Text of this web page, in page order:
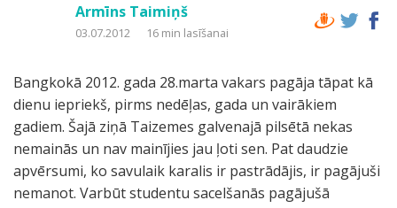
Armīns Taimiņš
03.07.2012 16 min lasīšanai
Bangkokā 2012. gada 28.marta vakars pagāja tāpat kā
dienu iepriekš, pirms nedēļas, gada un vairākiem
gadiem. Šajā ziņā Taizemes galvenajā pilsētā nekas
nemainās un nav mainījies jau ļoti sen. Pat daudzie
apvērsumi, ko savulaik karalis ir pastrādājis, ir pagājuši
nemanot. Varbūt studentu sacelšanās pagājušā